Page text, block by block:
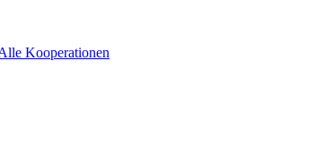
Kooperationen